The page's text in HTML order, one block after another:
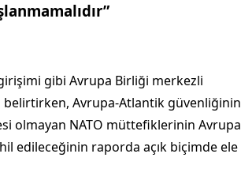
gibi Avrupa Birliği merkezli
belirtirken, Avrupa-Atlantik güvenliğinin
olmayan NATO müttefiklerinin Avrupa
edileceğinin raporda açık biçimde ele